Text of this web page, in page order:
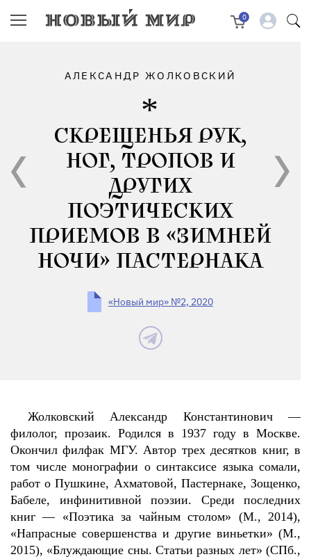
0
АЛЕКСАНДР ЖОЛКОВСКИЙ
СКРЕЩЕНЬЯ РУК,
НОГ, ТРОПОВ И
ДРУГИХ
ПОЭТИЧЕСКИХ
ПРИЕМОВ В «ЗИМНЕЙ
НОЧИ» ПАСТЕРНАКА
«Новый мир» №2, 2020
Жолковский Александр Константинович —
филолог, прозаик. Родился в 1937 году в Москве.
Окончил филфак МГУ. Автор трех десятков книг, в
том числе монографии о синтаксисе языка сомали,
работ о Пушкине, Ахматовой, Пастернаке, Зощенко,
Бабеле, инфинитивной поэзии. Среди последних
книг — «Поэтика за чайным столом» (М., 2014),
«Напрасные совершенства и другие виньетки» (М.,
2015), «Блуждающие сны. Статьи разных лет» (СПб.,